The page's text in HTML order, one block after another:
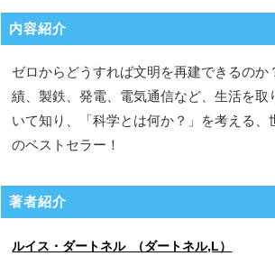
内容紹介
ゼロからどうすれば文明を再建できるの
績、製鉄、発電、電気通信など、生活を取
いて知り、「科学とは何か？」を考える、
のベストセラー！
著者紹介
ルイス・ダートネル （ダートネル,L）